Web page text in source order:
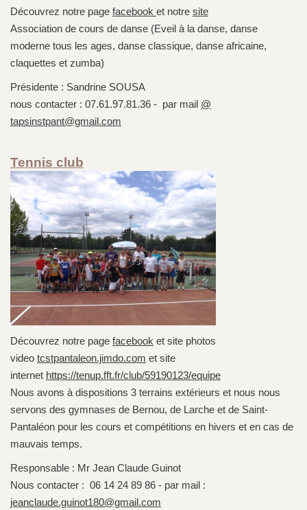
Découvrez notre page facebook et notre site
Association de cours de danse (Eveil à la danse, danse
moderne tous les ages, danse classique, danse africaine,
claquettes et zumba)
Présidente : Sandrine SOUSA
nous contacter : 07.61.97.81.36 - par mail @
tapsinstpant@gmail.com
Tennis club
Découvrez notre page facebook et site photos
video tcstpantaleon.jimdo.com et site
internet https://tenup.fft.fr/club/59190123/equipe
Nous avons à dispositions 3 terrains extérieurs et nous nous
servons des gymnases de Bernou, de Larche et de Saint-
Pantaléon pour les cours et compétitions en hivers et en cas de
mauvais temps.
Responsable : Mr Jean Claude Guinot
Nous contacter : 06 14 24 89 86 - par mail :
jeanclaude.guinot180@gmail.com